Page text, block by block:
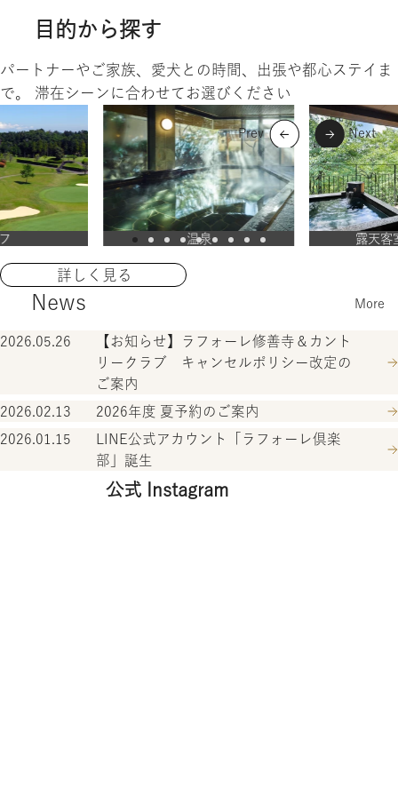
目的から探す
パートナーやご家族、愛犬との時間、出張や都心ステイま
で。 滞在シーンに合わせてお選びください
温泉 露天客
詳しく見る
News More
2026.05.26
【お知らせ】ラフォーレ修善寺＆カント
リークラブ キャンセルポリシー改定の
ご案内
2026.02.13
2026年度 夏予約のご案内
2026.01.15
LINE公式アカウント「ラフォーレ倶楽
部」誕生
公式 Instagram